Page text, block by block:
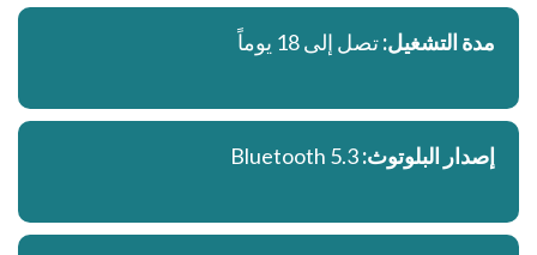
مدة التشغيل:تصل إلى 18 يوماً
إصدار البلوتوث: